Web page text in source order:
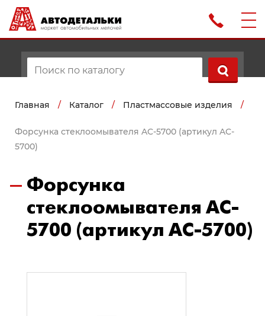
Главная / Каталог / Пластмассовые изделия /
Форсунка стеклоомывателя AC-5700 (артикул AC-
5700)
Форсунка
стеклоомывателя AC-
5700 (артикул AC-5700)